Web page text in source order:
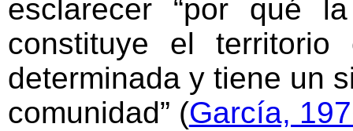
esclarecer “por qué
constituye el
determinada y tiene un
comunidad” (García,